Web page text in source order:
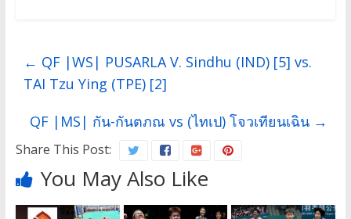
← QF |WS| PUSARLA V. Sindhu (IND) [5] vs.
TAI Tzu Ying (TPE) [2]
QF |MS| กัน-กันตภณ vs (ไทเป) โจวเทียนเฉิน →
Share This Post:
You May Also Like